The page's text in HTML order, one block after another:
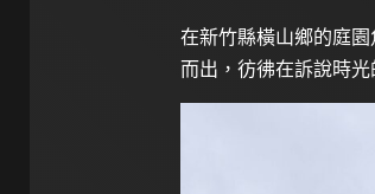
在新竹縣橫山鄉的庭
而出，彷彿在訴說時